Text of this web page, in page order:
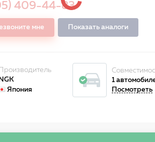
409-44-83
мне Показать аналоги
Производитель
NGK
Япония
1
Посмотреть